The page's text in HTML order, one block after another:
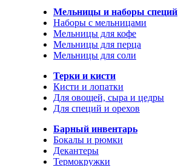
Мельницы и наборы специй
Наборы с мельницами
Мельницы для кофе
Мельницы для перца
Мельницы для соли
Терки и кисти
Кисти и лопатки
Для овощей, сыра и цедры
Для специй и орехов
Барный инвентарь
Бокалы и рюмки
Декантеры
Термокружки